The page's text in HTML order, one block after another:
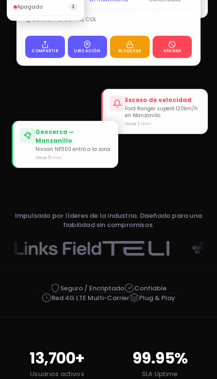
Centro, Manzanillo, COL
COMPARTIR UBICACIÓN BLOQUEAR APAGAR
Apagado 2
Exceso de velocidad
Ford Ranger superó 120km/h
en Manzanillo
Hace 2 min
Geocerca —
Manzanillo
Nissan NP300 entró a la zona
Hace 5 min
Impulsado por líderes de la industria. Diseñado para una
fiabilidad sin compromisos.
Seguro / Encriptado
Confiable
Red 4G LTE Multi-Carrier
Plug & Play
13,700+
Usuarios activos
99.95%
SLA Uptime